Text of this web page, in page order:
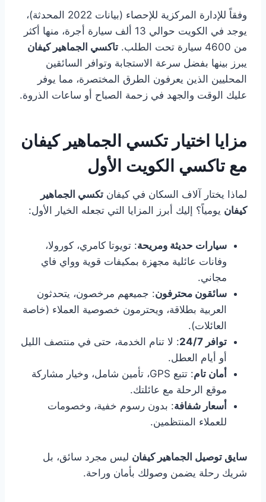
وفقاً للإدارة المركزية للإحصاء (بيانات 2022 المحدثة)،
يوجد في الكويت حوالي 13 ألف سيارة أجرة، منها أكثر
من 4600 سيارة تحت الطلب.
تاكسي الجماهير كيفان
يبرز بينها بفضل سرعة الاستجابة وتوافر السائقين
المحليين الذين يعرفون الطرق المختصرة، مما يوفر
عليك الوقت والجهد في زحمة الصباح أو ساعات الذروة.
مزايا اختيار تكسي الجماهير كيفان
مع تاكسي الكويت الأول
لماذا يختار آلاف السكان في كيفان تكسي الجماهير
كيفان يومياً؟ إليك أبرز المزايا التي تجعله الخيار الأول:
سيارات حديثة ومريحة: تويوتا كامري، كورولا،
وفانات عائلية مجهزة بمكيفات قوية وواي فاي
مجاني.
سائقون محترفون: جميعهم مرخصون، يتحدثون
العربية بطلاقة، ويحترمون خصوصية العملاء (خاصة
العائلات).
توافر 24/7
: لا تنام الخدمة، حتى في منتصف الليل
أو أيام العطل.
أمان تام
: تتبع GPS، تأمين شامل، وخيار مشاركة
موقع الرحلة مع عائلتك.
أسعار شفافة: بدون رسوم خفية، وخصومات
للعملاء المنتظمين.
سايق توصيل الجماهير كيفان ليس مجرد سائق، بل
شريك رحلة يضمن وصولك بأمان وراحة.